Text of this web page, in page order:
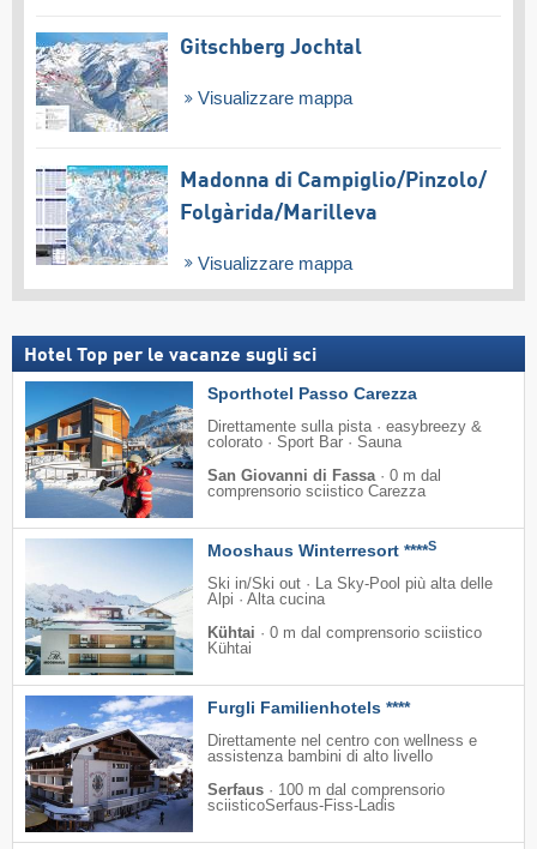
Gitschberg Jochtal
Visualizzare mappa
Madonna di Campiglio/​Pinzolo/​
Folgàrida/​Marilleva
Visualizzare mappa
Hotel Top per le vacanze sugli sci
Sporthotel Passo Carezza
Direttamente sulla pista · easybreezy &
colorato · Sport Bar · Sauna
San Giovanni di Fassa· 0 m dal
comprensorio sciistico Carezza
Mooshaus Winterresort ****S
Ski in/Ski out · La Sky-Pool più alta delle
Alpi · Alta cucina
Kühtai · 0 m dal comprensorio sciistico
Kühtai
Furgli Familienhotels ****
Direttamente nel centro con wellness e
assistenza bambini di alto livello
Serfaus · 100 m dal comprensorio
sciisticoSerfaus-Fiss-Ladis